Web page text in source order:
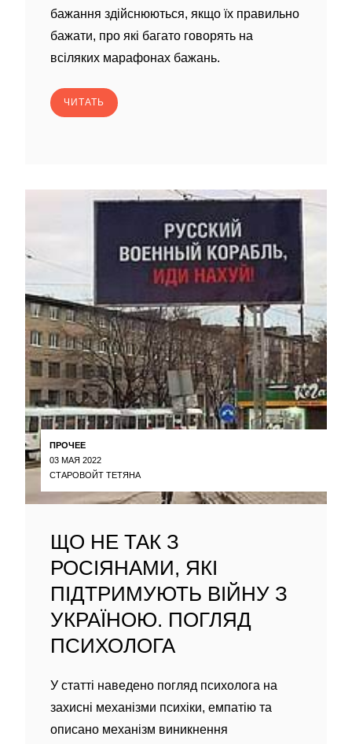
бажання здійснюються, якщо їх правильно
бажати, про які багато говорять на
всіляких марафонах бажань.
ЧИТАТЬ
ПРОЧЕЕ
03 МАЯ 2022
СТАРОВОЙТ ТЕТЯНА
ЩО НЕ ТАК З
РОСІЯНАМИ, ЯКІ
ПІДТРИМУЮТЬ ВІЙНУ З
УКРАЇНОЮ. ПОГЛЯД
ПСИХОЛОГА
У статті наведено погляд психолога на
захисні механізми психіки, емпатію та
описано механізм виникнення